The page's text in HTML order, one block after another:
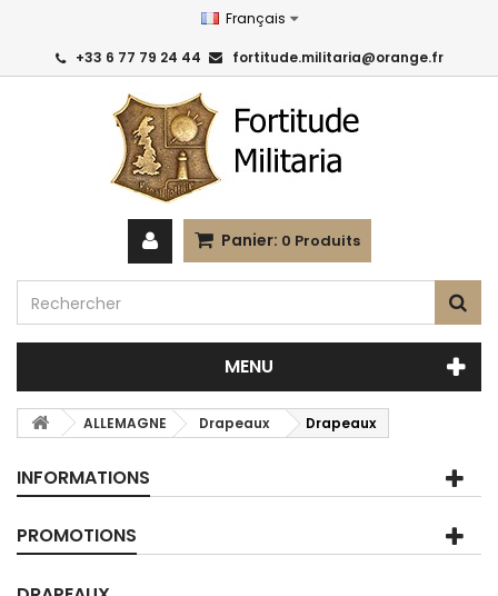
Français
+33 6 77 79 24 44 fortitude.militaria@orange.fr
Panier: 0 Produits
MENU
ALLEMAGNE Drapeaux Drapeaux
INFORMATIONS
PROMOTIONS